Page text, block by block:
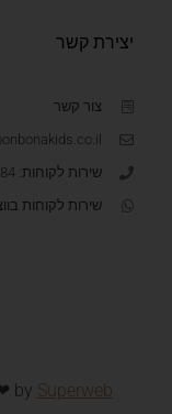
יצירת קשר
צור קשר
שירות לקוחות: 0503868584
שירות לקוחות
by Superweb